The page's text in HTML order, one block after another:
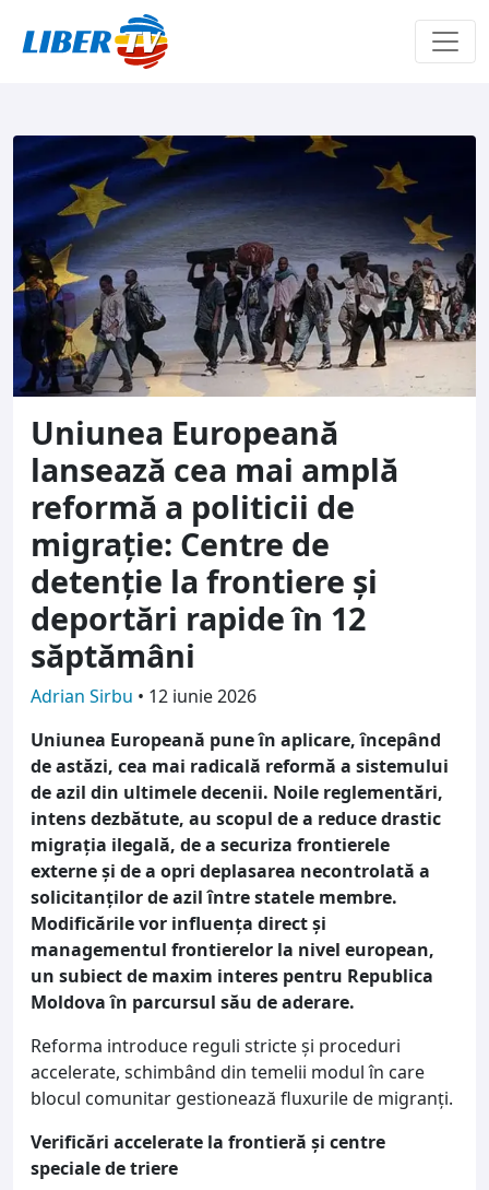
Uniunea Europeană
lansează cea mai amplă
reformă a politicii de
migrație: Centre de
detenție la frontiere și
deportări rapide în 12
săptămâni
Adrian Sirbu • 12 iunie 2026
Uniunea Europeană pune în aplicare, începând
de astăzi, cea mai radicală reformă a sistemului
de azil din ultimele decenii. Noile reglementări,
intens dezbătute, au scopul de a reduce drastic
migrația ilegală, de a securiza frontierele
externe și de a opri deplasarea necontrolată a
solicitanților de azil între statele membre.
Modificările vor influența direct și
managementul frontierelor la nivel european,
un subiect de maxim interes pentru Republica
Moldova în parcursul său de aderare.
Reforma introduce reguli stricte și proceduri
accelerate, schimbând din temelii modul în care
blocul comunitar gestionează fluxurile de migranți.
Verificări accelerate la frontieră și centre
speciale de triere